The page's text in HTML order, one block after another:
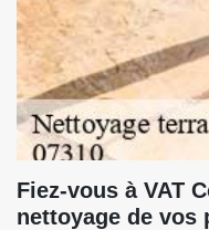
Fiez-vous à VAT
nettoyage de vos